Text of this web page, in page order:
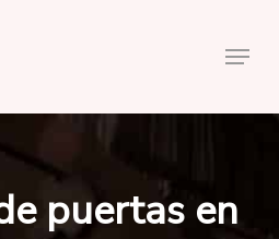
Menu
puertas en